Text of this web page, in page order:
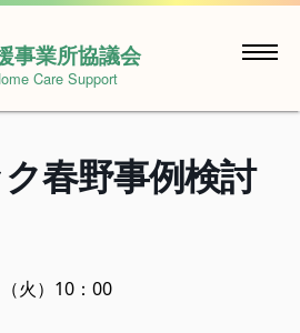
事業所協議会
Care Support
春野事例検討
火）10：00